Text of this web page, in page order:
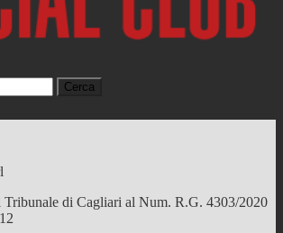
Tribunale di Cagliari al Num. R.G. 4303/2020